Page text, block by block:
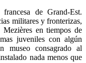
de Grand-Est.
militares y fronterizas,
en tiempos de
juveniles con algún
museo consagrado al
nada menos que